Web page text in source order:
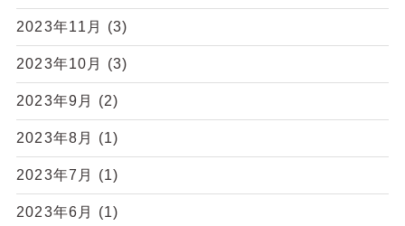
2023年11月 (3)
2023年10月 (3)
2023年9月 (2)
2023年8月 (1)
2023年7月 (1)
2023年6月 (1)